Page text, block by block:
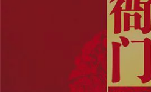
3C家電
男裝